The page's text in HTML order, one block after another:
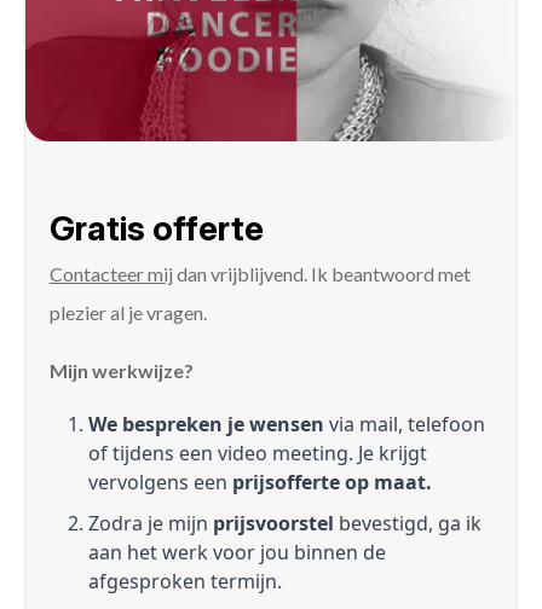
Gratis offerte
Contacteer mij dan vrijblijvend. Ik beantwoord met
plezier al je vragen.
Mijn werkwijze?
We bespreken je wensen via mail, telefoon
of tijdens een video meeting. Je krijgt
vervolgens een prijsofferte op maat.
Zodra je mijn prijsvoorstel bevestigd, ga ik
aan het werk voor jou binnen de
afgesproken termijn.